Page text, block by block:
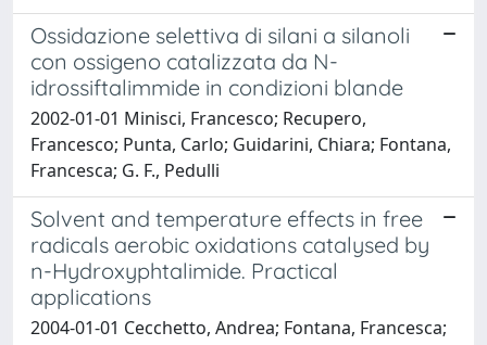
Ossidazione selettiva di silani a silanoli
con ossigeno catalizzata da N-
idrossiftalimmide in condizioni blande
2002-01-01 Minisci, Francesco; Recupero,
Francesco; Punta, Carlo; Guidarini, Chiara; Fontana,
Francesca; G. F., Pedulli
Solvent and temperature effects in free
radicals aerobic oxidations catalysed by
n-Hydroxyphtalimide. Practical
applications
2004-01-01 Cecchetto, Andrea; Fontana, Francesca;